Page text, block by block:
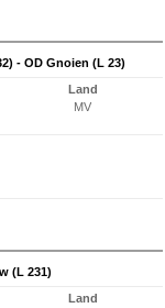
- OD Gnoien (L 23)
Land
MV
(L 231)
Land